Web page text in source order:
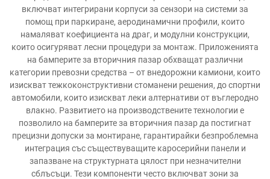
включват интегрирани корпуси за сензори на системи за
помощ при паркиране, аеродинамични профили, които
намаляват коефициента на драг, и модулни конструкции,
които осигуряват лесни процедури за монтаж. Приложенията
на бамперите за вторичния пазар обхващат различни
категории превозни средства – от внедорожни камиони, които
изискват тежкоконструктивни стоманени решения, до спортни
автомобили, които изискват леки алтернативи от въглеродно
влакно. Развитието на производствените технологии е
позволило на бамперите за вторичния пазар да постигнат
прецизни допуски за монтиране, гарантирайки безпроблемна
интеграция със съществуващите каросерийни панели и
запазване на структурната цялост при незначителни
сблъсъци. Тези компоненти често включват зони за